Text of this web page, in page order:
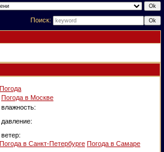
Поиск:
Погода
Погода в Москве
влажность:
давление:
ветер:
Погода в Санкт-Петербурге Погода в Самаре